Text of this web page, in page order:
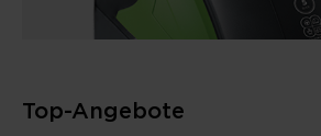
Top-Angebote